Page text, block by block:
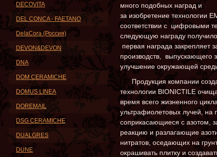
много подобных наград и
за изобретение технологии
соответствии с цифровыми
следующую награду
первая награда закрепляет
производств, выпускающего
улучшение окружающей
Продукция компании
технологии BIONICTILE
время всего жизненного
ультрафиолетовых лучей, на
соприкасающиеся с азотом,
реакцию и разлагающие
нитратов, оседающих на
окрашивать плитку и
DECOVITA
DEL CONCA - FAETANO
DelaCora (Россия)
DEVON&DEVON
DNA
DOM CERAMICHE
DOMUS LINEA
DOREMAIL
DSG CERAMICHE
DUALGRES
DUNE